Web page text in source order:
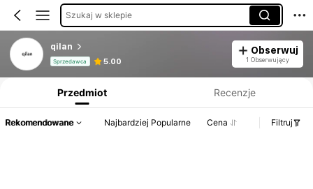
Szukaj w sklepie
qilan
Sprzedawca 5.00
Obserwuj
1 Obserwujący
Przedmiot Recenzje
Rekomendowane Najbardziej Popularne Cena Filtruj